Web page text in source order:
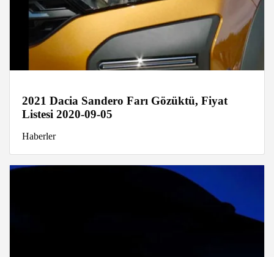
2021 Dacia Sandero Farı Gözüktü, Fiyat
Listesi 2020-09-05
Haberler